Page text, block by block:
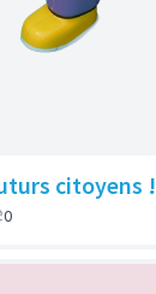
citoyens !
0